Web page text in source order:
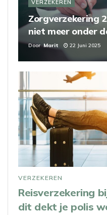
VERZEKEREN
Zorgverzekering
niet meer onder
Door Marit 22 Juni 2025
VERZEKEREN
Reisverzekering
dit dekt je polis